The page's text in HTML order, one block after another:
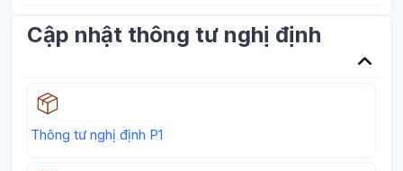
Cập nhật thông tư nghị định
Thông tư nghị định P1